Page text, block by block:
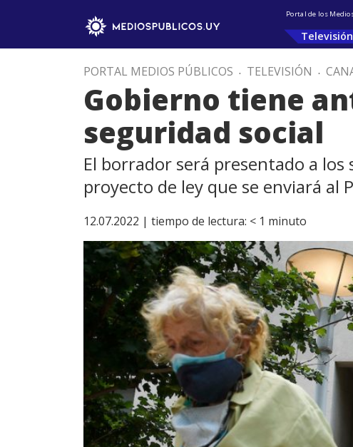
Portal de los
Televisión
PORTAL MEDIOS PÚBLICOS . TELEVISIÓN .
Gobierno tiene
seguridad social
El borrador será presentado a
proyecto de ley que se enviará al
12.07.2022 | tiempo de lectura: < 1 minuto